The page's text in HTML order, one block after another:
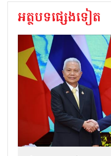
អត្ថបទផ្សេងទៀត